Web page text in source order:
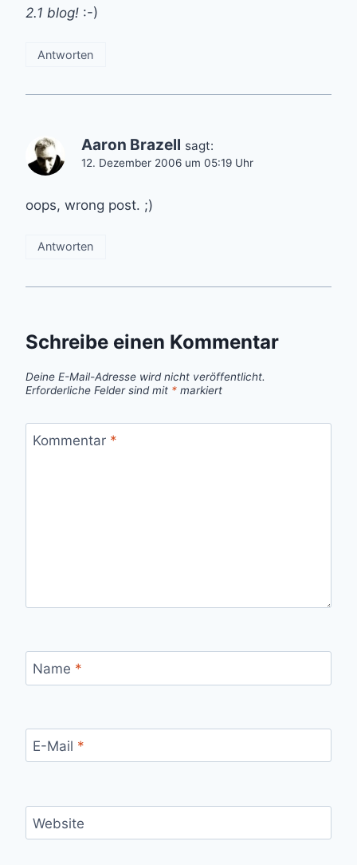
2.1 blog! :-)
Antworten
Aaron Brazell sagt:
12. Dezember 2006 um 05:19 Uhr
oops, wrong post. ;)
Antworten
Schreibe einen Kommentar
Deine E-Mail-Adresse wird nicht veröffentlicht.
Erforderliche Felder sind mit * markiert
Kommentar *
Name *
E-Mail *
Website